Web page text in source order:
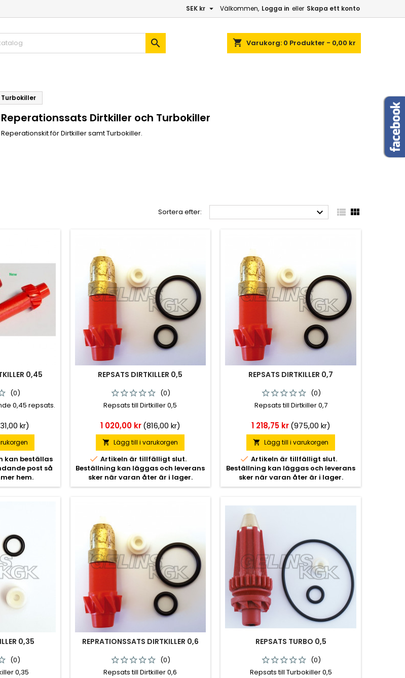
Välkommen, Logga in eller Skapa ett konto
SEK kr 
shopping_cart Varukorg: 0 Produkter - 0,00 kr

Reperationssats Dirtkiller och Turbokiller
Reperationskit för Dirtkiller samt Turbokiller.
Sortera efter:   
0,45
(0)
0,45 repsats.
kr)
kan beställas
post så
hem.
REPSATS DIRTKILLER 0,5
(0)
Repsats till Dirtkiller 0,5
Pris
1 020,00 kr(816,00 kr)
 Lägg till i varukorgen
 Artikeln är tillfälligt slut.
Beställning kan läggas och leverans
sker när varan åter är i lager.
REPSATS DIRTKILLER 0,7
(0)
Repsats till Dirtkiller 0,7
Pris
1 218,75 kr (975,00 kr)
 Lägg till i varukorgen
 Artikeln är tillfälligt slut.
Beställning kan läggas och leverans
sker när varan åter är i lager.
0,35
(0)
0,35
REPRATIONSSATS DIRTKILLER 0,6
(0)
Repsats till Dirtkiller 0,6
REPSATS TURBO 0,5
(0)
Repsats till Turbokiller 0,5